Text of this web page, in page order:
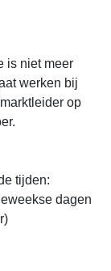
is niet meer
werken bij
op
tijden:
dagen